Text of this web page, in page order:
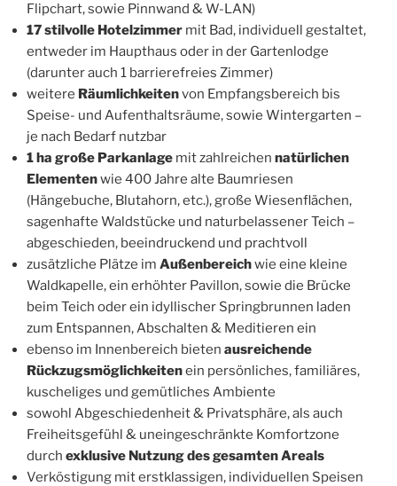
Flipchart, sowie Pinnwand & W-LAN)
17 stilvolle Hotelzimmer mit Bad, individuell gestaltet,
entweder im Haupthaus oder in der Gartenlodge
(darunter auch 1 barrierefreies Zimmer)
weitere Räumlichkeitenvon Empfangsbereich bis
Speise- und Aufenthaltsräume, sowie Wintergarten –
je nach Bedarf nutzbar
1 ha große Parkanlage mit zahlreichen natürlichen
Elementenwie 400 Jahre alte Baumriesen
(Hängebuche, Blutahorn, etc.), große Wiesenflächen,
sagenhafte Waldstücke und naturbelassener Teich –
abgeschieden, beeindruckend und prachtvoll
zusätzliche Plätze im Außenbereichwie eine kleine
Waldkapelle, ein erhöhter Pavillon, sowie die Brücke
beim Teich oder ein idyllischer Springbrunnen laden
zum Entspannen, Abschalten & Meditieren ein
ebenso im Innenbereich bieten ausreichende
Rückzugsmöglichkeitenein persönliches, familiäres,
kuscheliges und gemütliches Ambiente
sowohl Abgeschiedenheit & Privatsphäre, als auch
Freiheitsgefühl & uneingeschränkte Komfortzone
durch exklusive Nutzung des gesamten Areals
Verköstigung mit erstklassigen, individuellen Speisen